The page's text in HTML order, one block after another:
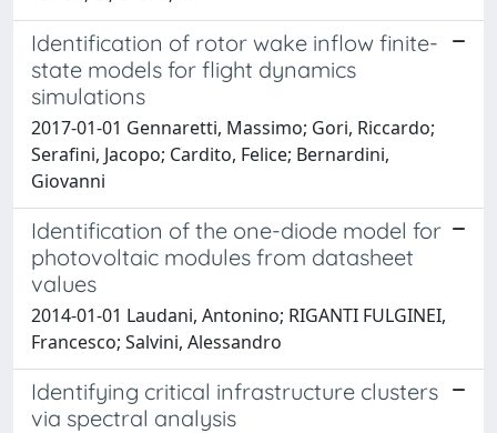
Identification of rotor wake inflow finite-
state models for flight dynamics
simulations
2017-01-01 Gennaretti, Massimo; Gori, Riccardo;
Serafini, Jacopo; Cardito, Felice; Bernardini,
Giovanni
Identification of the one-diode model for
photovoltaic modules from datasheet
values
2014-01-01 Laudani, Antonino; RIGANTI FULGINEI,
Francesco; Salvini, Alessandro
Identifying critical infrastructure clusters
via spectral analysis